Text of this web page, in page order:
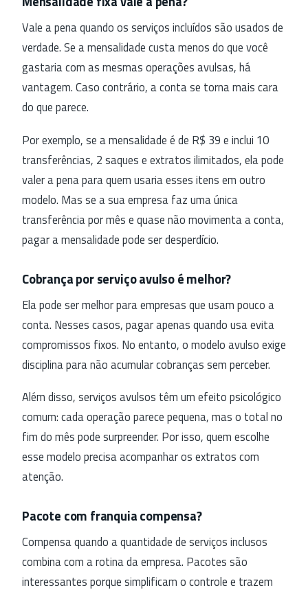
Vale a pena quando os serviços incluídos são usados de
verdade. Se a mensalidade custa menos do que você
gastaria com as mesmas operações avulsas, há
vantagem. Caso contrário, a conta se torna mais cara
do que parece.
Por exemplo, se a mensalidade é de R$ 39 e inclui 10
transferências, 2 saques e extratos ilimitados, ela pode
valer a pena para quem usaria esses itens em outro
modelo. Mas se a sua empresa faz uma única
transferência por mês e quase não movimenta a conta,
pagar a mensalidade pode ser desperdício.
Cobrança por serviço avulso é melhor?
Ela pode ser melhor para empresas que usam pouco a
conta. Nesses casos, pagar apenas quando usa evita
compromissos fixos. No entanto, o modelo avulso exige
disciplina para não acumular cobranças sem perceber.
Além disso, serviços avulsos têm um efeito psicológico
comum: cada operação parece pequena, mas o total no
fim do mês pode surpreender. Por isso, quem escolhe
esse modelo precisa acompanhar os extratos com
atenção.
Pacote com franquia compensa?
Compensa quando a quantidade de serviços inclusos
combina com a rotina da empresa. Pacotes são
interessantes porque simplificam o controle e trazem